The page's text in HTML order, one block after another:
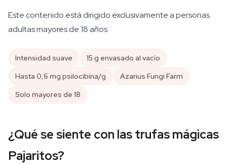
Este contenido está dirigido exclusivamente a personas
adultas mayores de 18 años.
Intensidad suave
15 g envasado al vacío
Hasta 0,6 mg psilocibina/g
Azarius Fungi Farm
Solo mayores de 18
¿Qué se siente con las trufas mágicas
Pajaritos?